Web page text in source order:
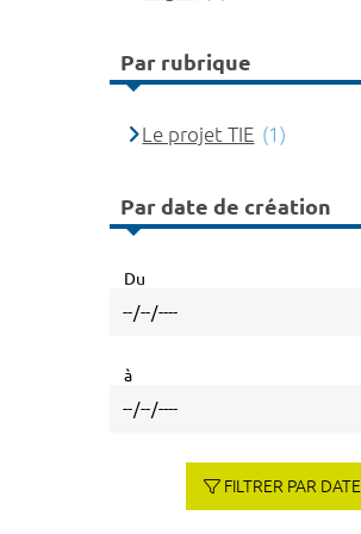
Par rubrique
Le projet TIE (1)
Par date de création
Du
à
FILTRER PAR DATE